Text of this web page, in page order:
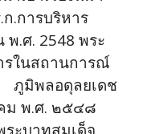
.การบริหาร
.ศ. 2548 พระ
รในสถานการณ์
ลอดุลยเดช
ม พ.ศ. ๒๕๔๘